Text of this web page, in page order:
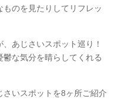
のを見たりしてリフレッ
あじさいスポット巡り！
な気分を晴らしてくれる
いスポットを8ヶ所ご紹介